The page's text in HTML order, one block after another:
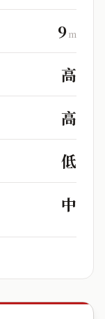
9m
高
高
低
中